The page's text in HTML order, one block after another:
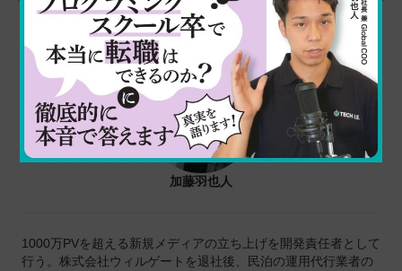
記事を書いた人
加藤羽也人
1000万PVを超える新規メディアの立ち上げを開発責任者として
行う。株式会社ウィルゲートを退社後、民泊の運用代行業者の